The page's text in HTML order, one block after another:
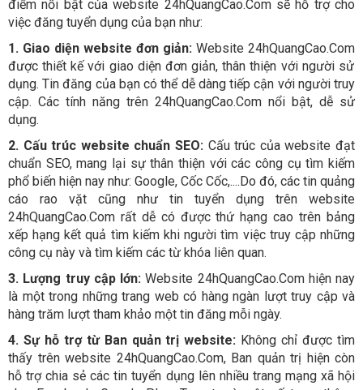
điểm nổi bật của website 24hQuangCao.Com sẽ hỗ trợ cho
việc đăng tuyển dụng của bạn như:
1. Giao diện website đơn giản: Website 24hQuangCao.Com
được thiết kế với giao diện đơn giản, thân thiện với người sử
dụng. Tin đăng của bạn có thể dễ dàng tiếp cận với người truy
cập. Các tính năng trên 24hQuangCao.Com nổi bật, dễ sử
dụng.
2. Cấu trúc website chuẩn SEO: Cấu trúc của website đạt
chuẩn SEO, mang lại sự thân thiện với các công cụ tìm kiếm
phổ biến hiện nay như: Google, Cốc Cốc,....Do đó, các tin quảng
cáo rao vặt cũng như tin tuyển dụng trên website
24hQuangCao.Com rất dễ có được thứ hạng cao trên bảng
xếp hạng kết quả tìm kiếm khi người tìm việc truy cập những
công cụ này và tìm kiếm các từ khóa liên quan.
3. Lượng truy cập lớn: Website 24hQuangCao.Comhiện nay
là một trong những trang web có hàng ngàn lượt truy cập và
hàng trăm lượt tham khảo một tin đăng mỗi ngày.
4. Sự hỗ trợ từ Ban quản trị website: Không chỉ được tìm
thấy trên website 24hQuangCao.Com, Ban quản trị hiện còn
hỗ trợ chia sẻ các tin tuyển dụng lên nhiều trang mạng xã hội